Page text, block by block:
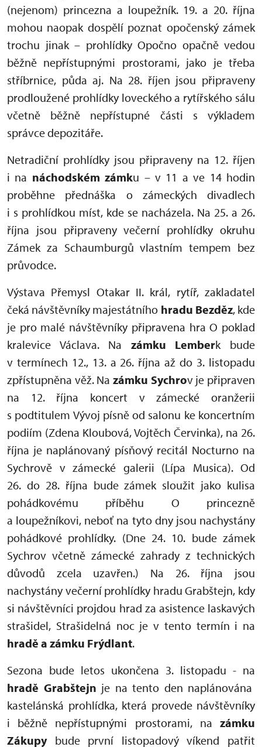
(nejenom) princezna a loupežník. 19. a 20. října
mohou naopak dospělí poznat opočenský zámek
trochu jinak – prohlídky Opočno opačně vedou
běžně nepřístupnými prostorami, jako je třeba
stříbrnice, půda aj. Na 28. říjen jsou připraveny
prodloužené prohlídky loveckého a rytířského sálu
včetně běžně nepřístupné části s výkladem
správce depozitáře.
Netradiční prohlídky jsou připraveny na 12. říjen
i na náchodském zámku – v 11 a ve 14 hodin
proběhne přednáška o zámeckých divadlech
i s prohlídkou míst, kde se nacházela. Na 25. a 26.
října jsou připraveny večerní prohlídky okruhu
Zámek za Schaumburgů vlastním tempem bez
průvodce.
Výstava Přemysl Otakar II. král, rytíř, zakladatel
čeká návštěvníky majestátního hradu Bezděz, kde
je pro malé návštěvníky připravena hra O poklad
kralevice Václava. Na zámku Lemberk bude
v termínech 12., 13. a 26. října až do 3. listopadu
zpřístupněna věž. Na zámku Sychrov je připraven
na 12. října koncert v zámecké oranžerii
s podtitulem Vývoj písně od salonu ke koncertním
podiím (Zdena Kloubová, Vojtěch Červinka), na 26.
října je naplánovaný písňový recitál Nocturno na
Sychrově v zámecké galerii (Lípa Musica). Od
26. do 28. října bude zámek sloužit jako kulisa
pohádkovému příběhu O princezně
a loupežníkovi, neboť na tyto dny jsou nachystány
pohádkové prohlídky. (Dne 24. 10. bude zámek
Sychrov včetně zámecké zahrady z technických
důvodů zcela uzavřen.) Na 26. října jsou
nachystány večerní prohlídky hradu Grabštejn, kdy
si návštěvníci projdou hrad za asistence laskavých
strašidel, Strašidelná noc je v tento termín i na
hradě a zámku Frýdlant.
Sezona bude letos ukončena 3. listopadu - na
hradě Grabštejn je na tento den naplánována
kastelánská prohlídka, která provede návštěvníky
i běžně nepřístupnými prostorami, na zámku
Zákupybude první listopadový víkend patřit